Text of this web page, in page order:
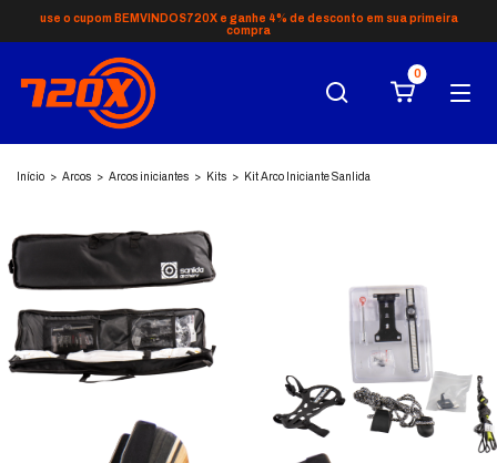
use o cupom BEMVINDOS720X e ganhe 4% de desconto em sua primeira
compra
0
Início > Arcos > Arcos iniciantes > Kits > Kit Arco Iniciante Sanlida